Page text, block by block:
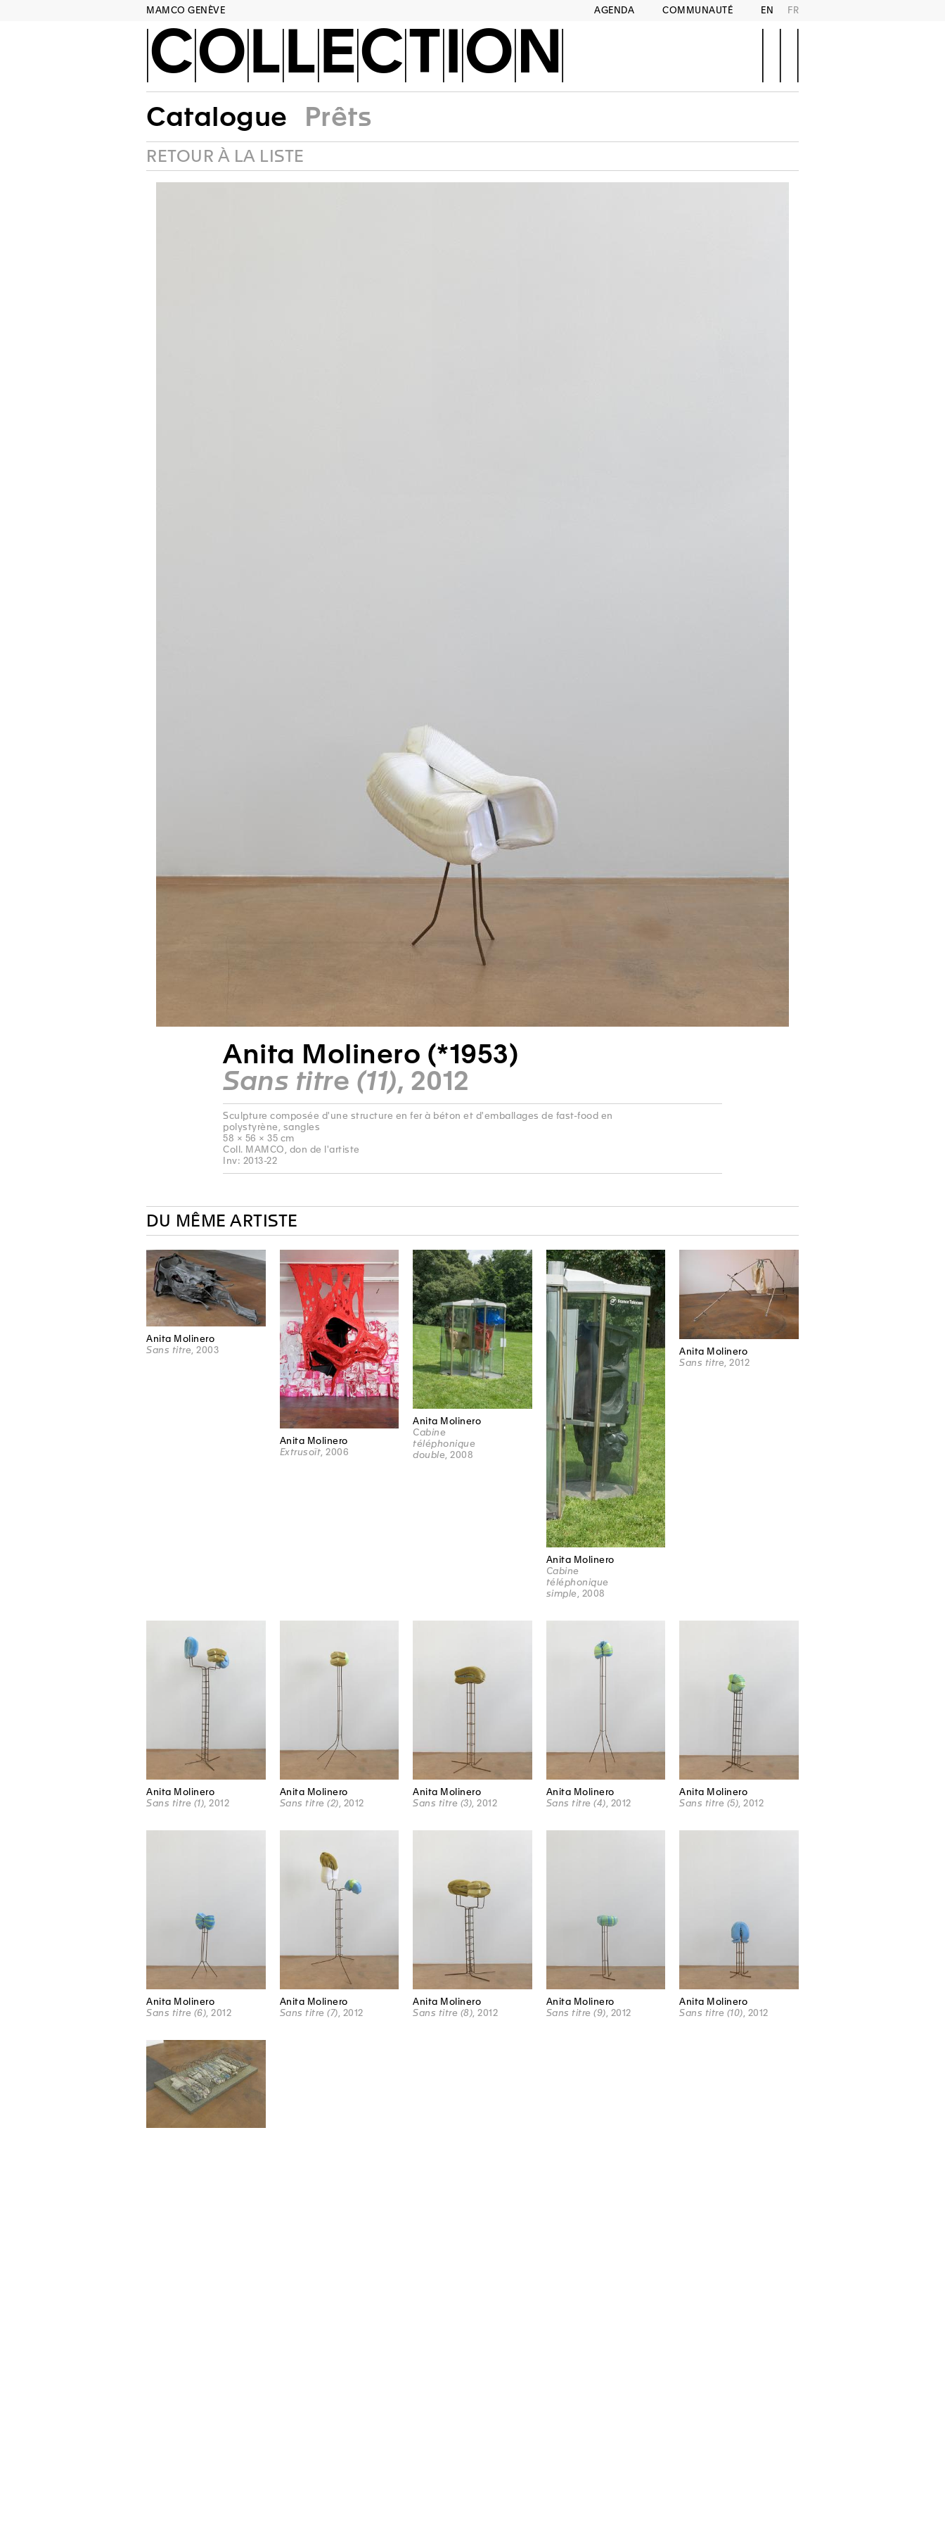
MAMCO GENÈVE AGENDA COMMUNAUTÉ EN FR
COLLECTION
Catalogue Prêts
RETOUR À LA LISTE
Anita Molinero (*1953)
Sans titre (11), 2012
Sculpture composée d'une structure en fer à béton et d'emballages de fast-food en
polystyrène, sangles
58 × 56 × 35 cm
Coll. MAMCO, don de l'artiste
Inv: 2013-22
DU MÊME ARTISTE
Anita Molinero
Sans titre , 2003
Anita Molinero
Extrusoït , 2006
Anita Molinero
Cabine
téléphonique
double , 2008
Anita Molinero
Cabine
téléphonique
simple , 2008
Anita Molinero
Sans titre, 2012
Anita Molinero
Sans titre (1), 2012
Anita Molinero
Sans titre (2), 2012
Anita Molinero
Sans titre (3), 2012
Anita Molinero
Sans titre (4), 2012
Anita Molinero
Sans titre (5), 2012
Anita Molinero
Sans titre (6), 2012
Anita Molinero
Sans titre (7), 2012
Anita Molinero
Sans titre (8), 2012
Anita Molinero
Sans titre (9), 2012
Anita Molinero
Sans titre (10), 2012